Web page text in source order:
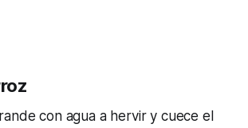
con agua a hervir y cuece el